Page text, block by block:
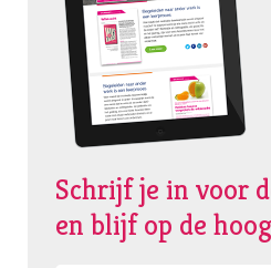
Schrijf je in voor
en blijf op de